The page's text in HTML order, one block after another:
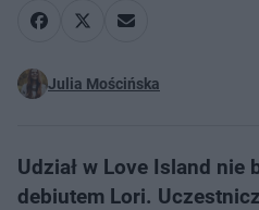
Julia Mościńska
Udział w Love Island nie
debiutem Lori.